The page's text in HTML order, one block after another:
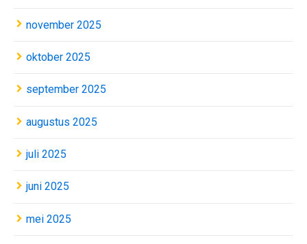
november 2025
oktober 2025
september 2025
augustus 2025
juli 2025
juni 2025
mei 2025